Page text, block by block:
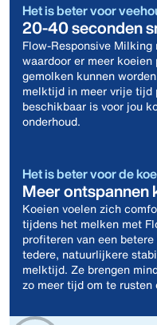
Het is beter voor
20-40 seconden
Flow-Responsive
waardoor er meer
gemolken kunnen
melktijd in meer vrije tijd
beschikbaar is voor jou
onderhoud.
Het is beter voor de
Meer ontspannen
Koeien voelen zich
tijdens het melken met
profiteren van een
tedere, natuurlijkere
melktijd. Ze brengen
zo meer tijd om te rusten